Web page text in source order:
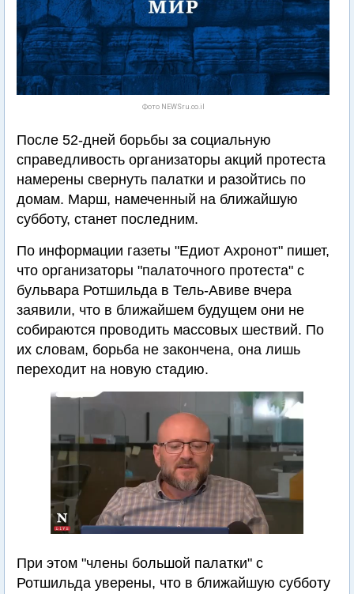
Фото NEWSru.co.il
После 52-дней борьбы за социальную
справедливость организаторы акций протеста
намерены свернуть палатки и разойтись по
домам. Марш, намеченный на ближайшую
субботу, станет последним.
По информации газеты "Едиот Ахронот" пишет,
что организаторы "палаточного протеста" с
бульвара Ротшильда в Тель-Авиве вчера
заявили, что в ближайшем будущем они не
собираются проводить массовых шествий. По
их словам, борьба не закончена, она лишь
переходит на новую стадию.
При этом "члены большой палатки" с
Ротшильда уверены, что в ближайшую субботу